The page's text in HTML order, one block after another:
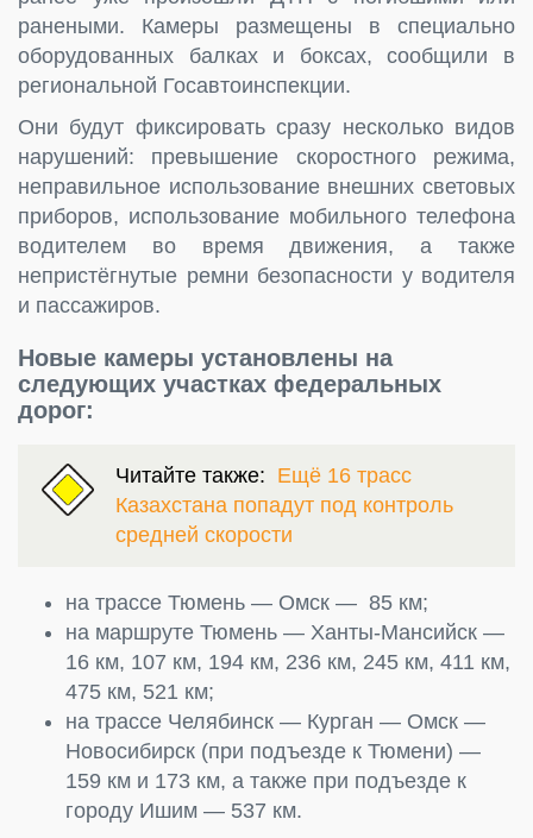
ранеными. Камеры размещены в специально
оборудованных балках и боксах, сообщили в
региональной Госавтоинспекции.
Они будут фиксировать сразу несколько видов
нарушений: превышение скоростного режима,
неправильное использование внешних световых
приборов, использование мобильного телефона
водителем во время движения, а также
непристёгнутые ремни безопасности у водителя
и пассажиров.
Новые камеры установлены на
следующих участках федеральных
дорог:
Читайте также: Ещё 16 трасс
Казахстана попадут под контроль
средней скорости
на трассе Тюмень — Омск — 85 км;
на маршруте Тюмень — Ханты‑Мансийск —
16 км, 107 км, 194 км, 236 км, 245 км, 411 км,
475 км, 521 км;
на трассе Челябинск — Курган — Омск —
Новосибирск (при подъезде к Тюмени) —
159 км и 173 км, а также при подъезде к
городу Ишим — 537 км.